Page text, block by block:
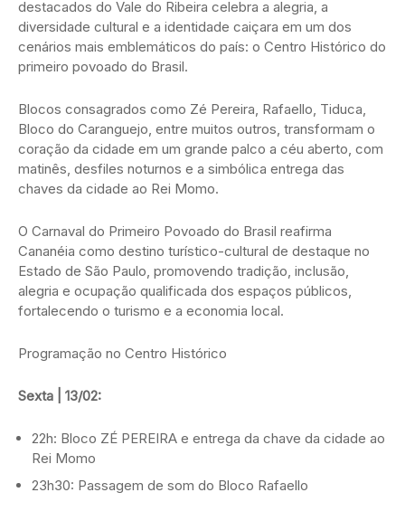
destacados do Vale do Ribeira celebra a alegria, a
diversidade cultural e a identidade caiçara em um dos
cenários mais emblemáticos do país: o Centro Histórico do
primeiro povoado do Brasil.
Blocos consagrados como Zé Pereira, Rafaello, Tiduca,
Bloco do Caranguejo, entre muitos outros, transformam o
coração da cidade em um grande palco a céu aberto, com
matinês, desfiles noturnos e a simbólica entrega das
chaves da cidade ao Rei Momo.
O Carnaval do Primeiro Povoado do Brasil reafirma
Cananéia como destino turístico-cultural de destaque no
Estado de São Paulo, promovendo tradição, inclusão,
alegria e ocupação qualificada dos espaços públicos,
fortalecendo o turismo e a economia local.
Programação no Centro Histórico
Sexta | 13/02:
22h: Bloco ZÉ PEREIRA e entrega da chave da cidade ao
Rei Momo
23h30: Passagem de som do Bloco Rafaello